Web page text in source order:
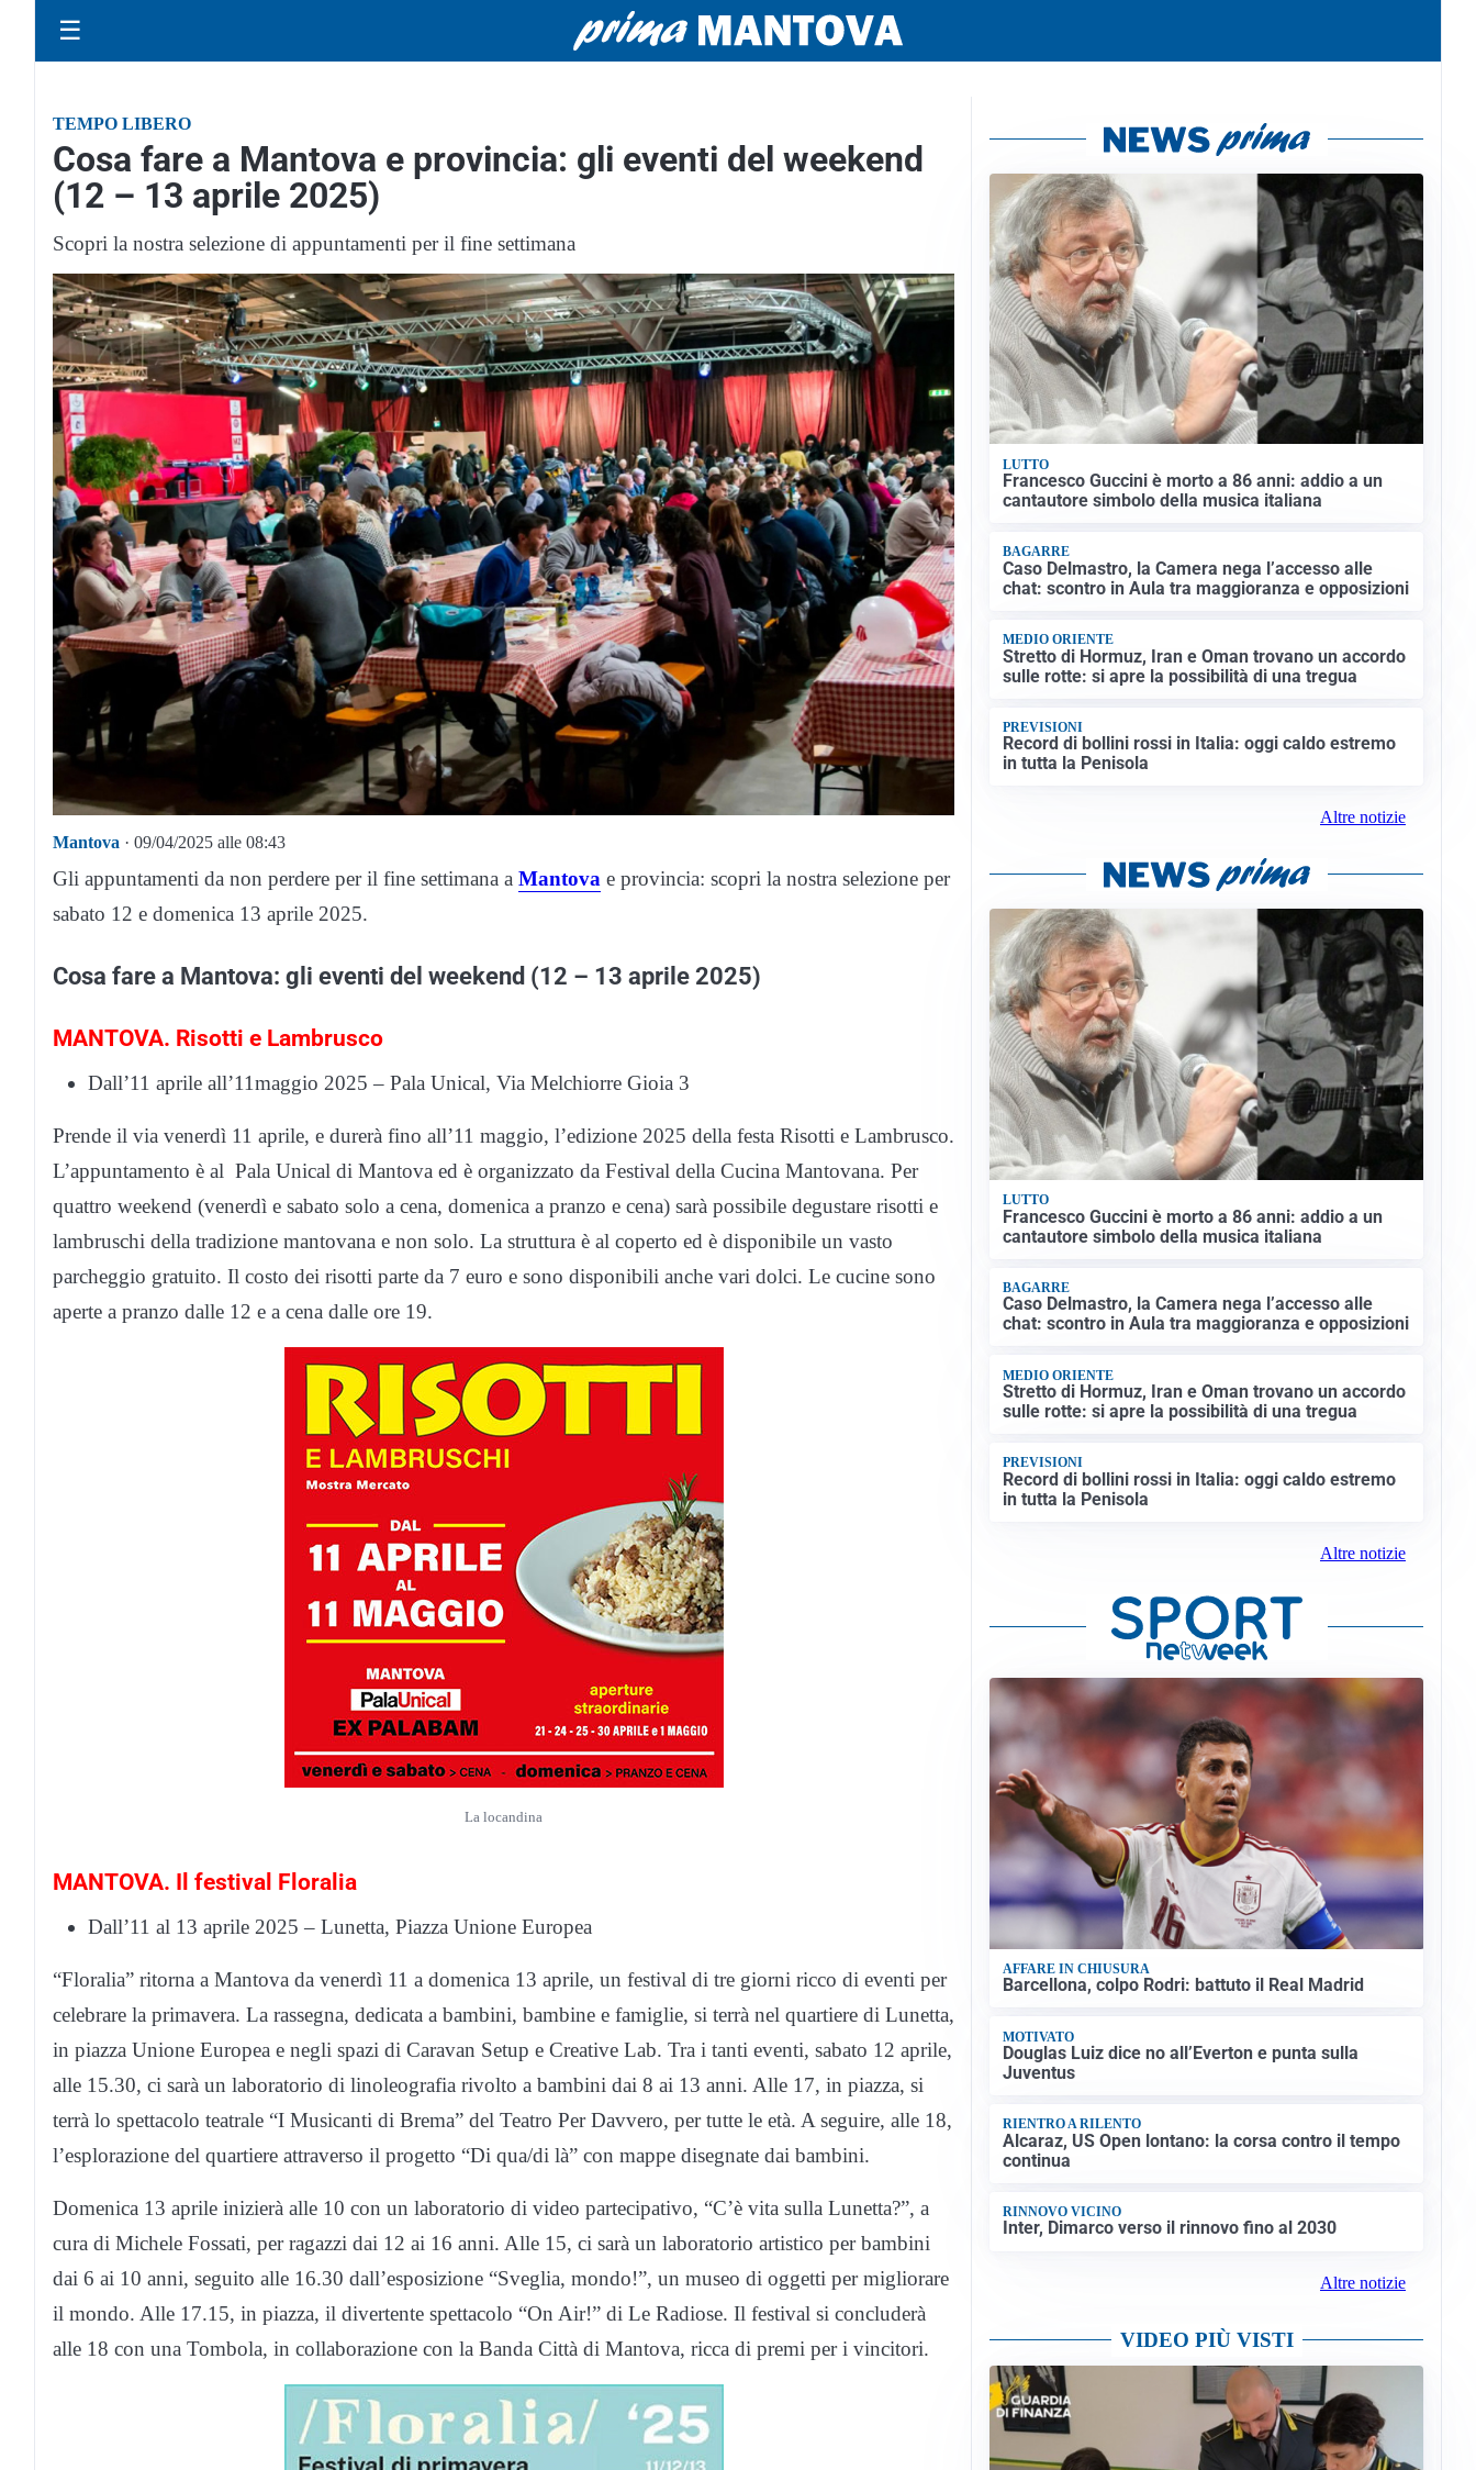
☰
TEMPO LIBERO
Cosa fare a Mantova e provincia: gli eventi del weekend
(12 – 13 aprile 2025)
Scopri la nostra selezione di appuntamenti per il fine settimana
Mantova · 09/04/2025 alle 08:43
Gli appuntamenti da non perdere per il fine settimana a Mantova e provincia: scopri la nostra selezione per
sabato 12 e domenica 13 aprile 2025.
Cosa fare a Mantova: gli eventi del weekend (12 – 13 aprile 2025)
MANTOVA. Risotti e Lambrusco
Dall’11 aprile all’11maggio 2025 – Pala Unical, Via Melchiorre Gioia 3
Prende il via venerdì 11 aprile, e durerà fino all’11 maggio, l’edizione 2025 della festa Risotti e Lambrusco.
L’appuntamento è al Pala Unical di Mantova ed è organizzato da Festival della Cucina Mantovana. Per
quattro weekend (venerdì e sabato solo a cena, domenica a pranzo e cena) sarà possibile degustare risotti e
lambruschi della tradizione mantovana e non solo. La struttura è al coperto ed è disponibile un vasto
parcheggio gratuito. Il costo dei risotti parte da 7 euro e sono disponibili anche vari dolci. Le cucine sono
aperte a pranzo dalle 12 e a cena dalle ore 19.
La locandina
MANTOVA. Il festival Floralia
Dall’11 al 13 aprile 2025 – Lunetta, Piazza Unione Europea
“Floralia” ritorna a Mantova da venerdì 11 a domenica 13 aprile, un festival di tre giorni ricco di eventi per
celebrare la primavera. La rassegna, dedicata a bambini, bambine e famiglie, si terrà nel quartiere di Lunetta,
in piazza Unione Europea e negli spazi di Caravan Setup e Creative Lab. Tra i tanti eventi, sabato 12 aprile,
alle 15.30, ci sarà un laboratorio di linoleografia rivolto a bambini dai 8 ai 13 anni. Alle 17, in piazza, si
terrà lo spettacolo teatrale “I Musicanti di Brema” del Teatro Per Davvero, per tutte le età. A seguire, alle 18,
l’esplorazione del quartiere attraverso il progetto “Di qua/di là” con mappe disegnate dai bambini.
Domenica 13 aprile inizierà alle 10 con un laboratorio di video partecipativo, “C’è vita sulla Lunetta?”, a
cura di Michele Fossati, per ragazzi dai 12 ai 16 anni. Alle 15, ci sarà un laboratorio artistico per bambini
dai 6 ai 10 anni, seguito alle 16.30 dall’esposizione “Sveglia, mondo!”, un museo di oggetti per migliorare
il mondo. Alle 17.15, in piazza, il divertente spettacolo “On Air!” di Le Radiose. Il festival si concluderà
alle 18 con una Tombola, in collaborazione con la Banda Città di Mantova, ricca di premi per i vincitori.
LUTTO
Francesco Guccini è morto a 86 anni: addio a un
cantautore simbolo della musica italiana
BAGARRE
Caso Delmastro, la Camera nega l’accesso alle
chat: scontro in Aula tra maggioranza e opposizioni
MEDIO ORIENTE
Stretto di Hormuz, Iran e Oman trovano un accordo
sulle rotte: si apre la possibilità di una tregua
PREVISIONI
Record di bollini rossi in Italia: oggi caldo estremo
in tutta la Penisola
Altre notizie
LUTTO
Francesco Guccini è morto a 86 anni: addio a un
cantautore simbolo della musica italiana
BAGARRE
Caso Delmastro, la Camera nega l’accesso alle
chat: scontro in Aula tra maggioranza e opposizioni
MEDIO ORIENTE
Stretto di Hormuz, Iran e Oman trovano un accordo
sulle rotte: si apre la possibilità di una tregua
PREVISIONI
Record di bollini rossi in Italia: oggi caldo estremo
in tutta la Penisola
Altre notizie
AFFARE IN CHIUSURA
Barcellona, colpo Rodri: battuto il Real Madrid
MOTIVATO
Douglas Luiz dice no all’Everton e punta sulla
Juventus
RIENTRO A RILENTO
Alcaraz, US Open lontano: la corsa contro il tempo
continua
RINNOVO VICINO
Inter, Dimarco verso il rinnovo fino al 2030
Altre notizie
VIDEO PIÙ VISTI